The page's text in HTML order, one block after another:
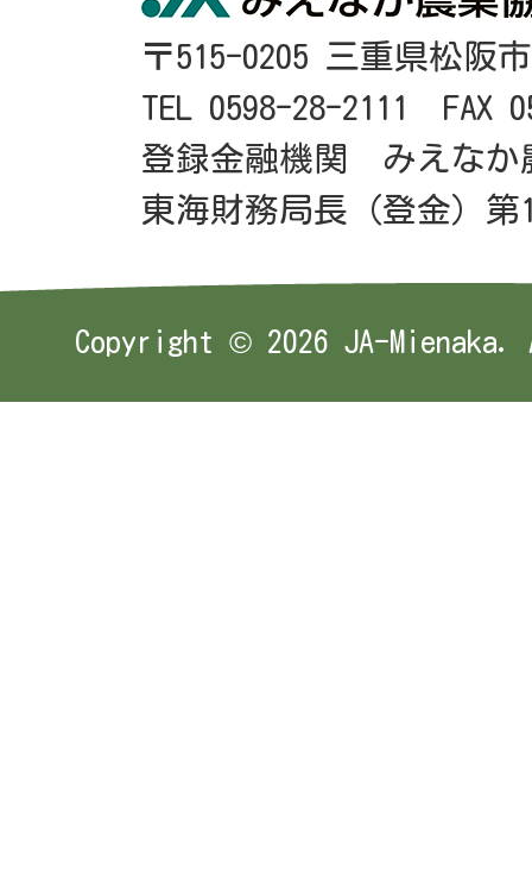
〒515-0205 三重県松阪
TEL 0598-28-2111 FAX
登録金融機関 みえなか
東海財務局長（登金）第
Copyright © 2026 JA-